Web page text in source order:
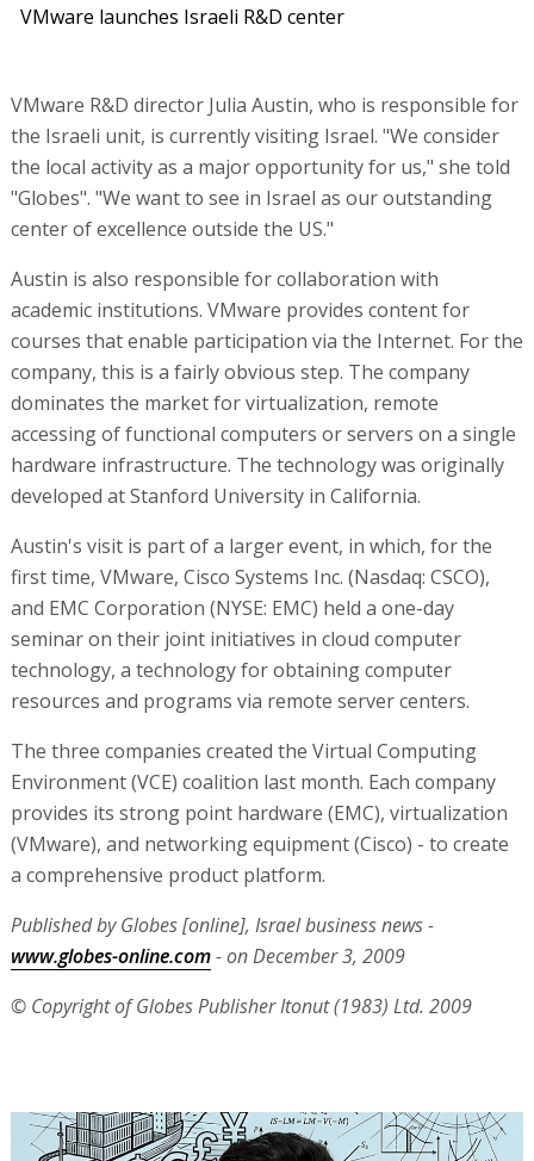
VMware launches Israeli R&D center
VMware R&D director Julia Austin, who is responsible for
the Israeli unit, is currently visiting Israel. "We consider
the local activity as a major opportunity for us," she told
"Globes". "We want to see in Israel as our outstanding
center of excellence outside the US."
Austin is also responsible for collaboration with
academic institutions. VMware provides content for
courses that enable participation via the Internet. For the
company, this is a fairly obvious step. The company
dominates the market for virtualization, remote
accessing of functional computers or servers on a single
hardware infrastructure. The technology was originally
developed at Stanford University in California.
Austin's visit is part of a larger event, in which, for the
first time, VMware, Cisco Systems Inc. (Nasdaq: CSCO),
and EMC Corporation (NYSE: EMC) held a one-day
seminar on their joint initiatives in cloud computer
technology, a technology for obtaining computer
resources and programs via remote server centers.
The three companies created the Virtual Computing
Environment (VCE) coalition last month. Each company
provides its strong point hardware (EMC), virtualization
(VMware), and networking equipment (Cisco) - to create
a comprehensive product platform.
Published by Globes [online], Israel business news -
www.globes-online.com- on December 3, 2009
© Copyright of Globes Publisher Itonut (1983) Ltd. 2009